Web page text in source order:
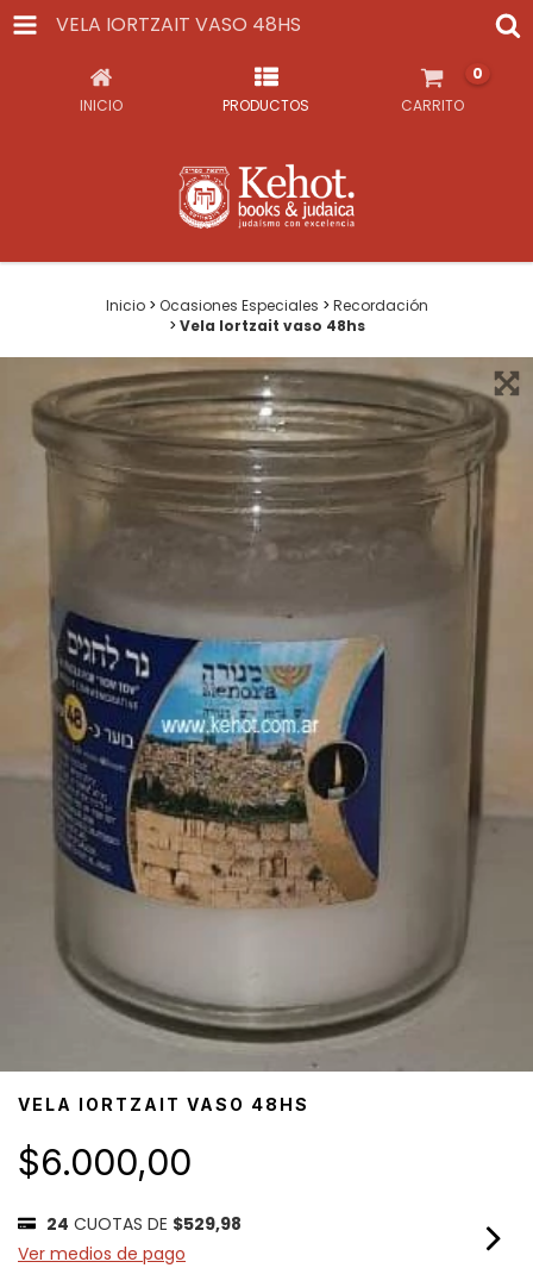
VELA IORTZAIT VASO 48HS
INICIO PRODUCTOS CARRITO
0
Inicio > Ocasiones Especiales > Recordación
> Vela Iortzait vaso 48hs
VELA IORTZAIT VASO 48HS
$6.000,00
24 CUOTAS DE $529,98
Ver medios de pago